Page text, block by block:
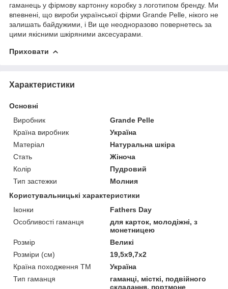
гаманець у фірмову картонну коробку з логотипом бренду. Ми
впевнені, що вироби української фірми Grande Pelle, нікого не
залишать байдужими, і Ви ще неодноразово повернетесь за
цими якісними шкіряними аксесуарами.
Приховати
Характеристики
Основні
Виробник
Grande Pelle
Країна виробник
Україна
Матеріал
Натуральна шкіра
Стать
Жіноча
Колір
Пудровий
Тип застежки
Молния
Користувальницькі характеристики
Іконки
Fathers Day
Особливості гаманця
для карток, молодіжні, з
монетницею
Розмір
Великі
Розміри (см)
19,5х9,7х2
Країна походження ТМ
Україна
Тип гаманця
гаманці, місткі, подвійного
складання, портмоне